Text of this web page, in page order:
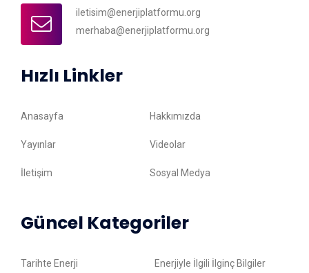
iletisim@enerjiplatformu.org
merhaba@enerjiplatformu.org
Hızlı Linkler
Anasayfa Hakkımızda
Yayınlar Videolar
İletişim Sosyal Medya
Güncel Kategoriler
Tarihte Enerji Enerjiyle İlgili İlginç Bilgiler